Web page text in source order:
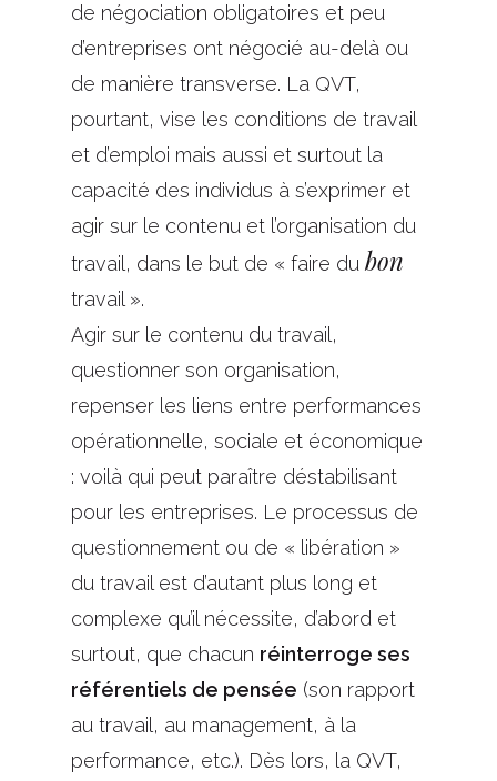
de négociation obligatoires et peu
d’entreprises ont négocié au-delà ou
de manière transverse. La QVT,
pourtant, vise les conditions de travail
et d’emploi mais aussi et surtout la
capacité des individus à s’exprimer et
agir sur le contenu et l’organisation du
travail, dans le but de « faire du bon
travail ».
Agir sur le contenu du travail,
questionner son organisation,
repenser les liens entre performances
opérationnelle, sociale et économique
: voilà qui peut paraître déstabilisant
pour les entreprises. Le processus de
questionnement ou de « libération »
du travail est d’autant plus long et
complexe qu’il nécessite, d’abord et
surtout, que chacun réinterroge ses
référentiels de pensée (son rapport
au travail, au management, à la
performance, etc.). Dès lors, la QVT,